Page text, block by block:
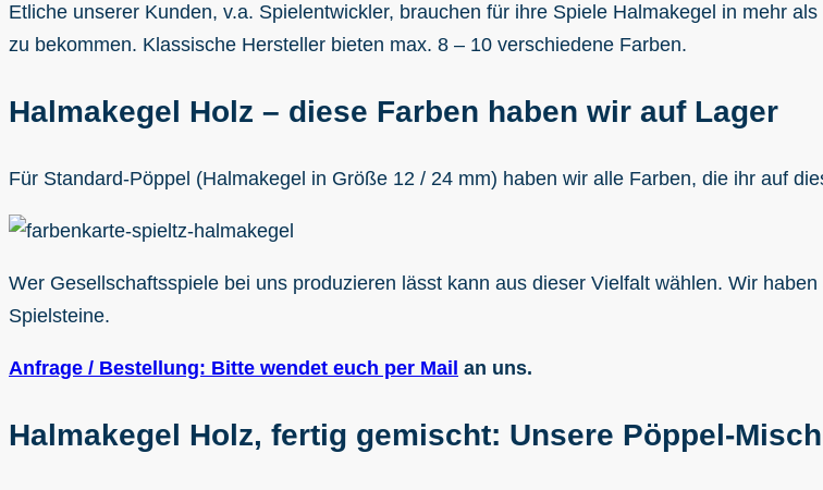
Etliche unserer Kunden, v.a. Spielentwickler, brauchen für ihre Spiele Halmakegel in mehr
zu bekommen. Klassische Hersteller bieten max. 8 – 10 verschiedene Farben.
Halmakegel Holz – diese Farben haben wir auf Lager
Für Standard-Pöppel (Halmakegel in Größe 12 / 24 mm) haben wir alle Farben, die ihr auf
Wer Gesellschaftsspiele bei uns produzieren lässt kann aus dieser Vielfalt wählen. Wir
Spielsteine.
Anfrage / Bestellung: Bitte wendet euch per Mail an uns.
Halmakegel Holz, fertig gemischt: Unsere Pöppel-